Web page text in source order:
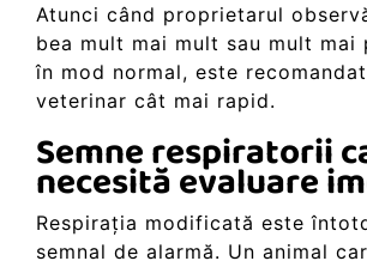
Atunci când proprietarul
bea mult mai mult sau mult mai
în mod normal, este
veterinar cât mai rapid.
Semne respiratorii
necesită evaluare
Respirația modificată este
semnal de alarmă. Un animal